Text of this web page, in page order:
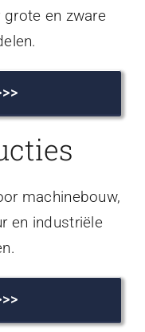
grote en zware
machinebouw,
en industriële